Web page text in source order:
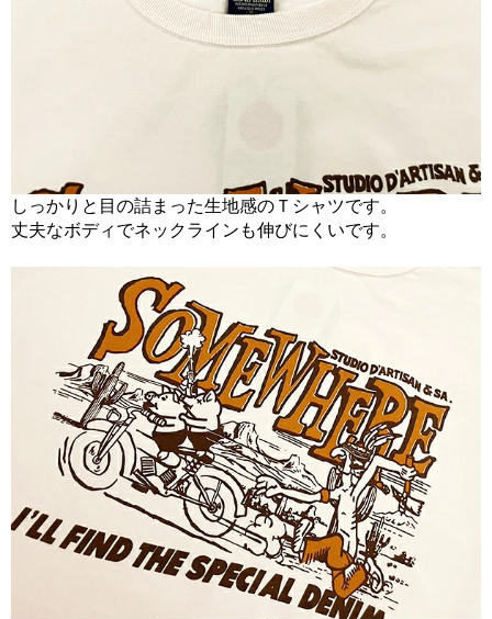
しっかりと目の詰まった生地感のＴシャツです。
丈夫なボディでネックラインも伸びにくいです。